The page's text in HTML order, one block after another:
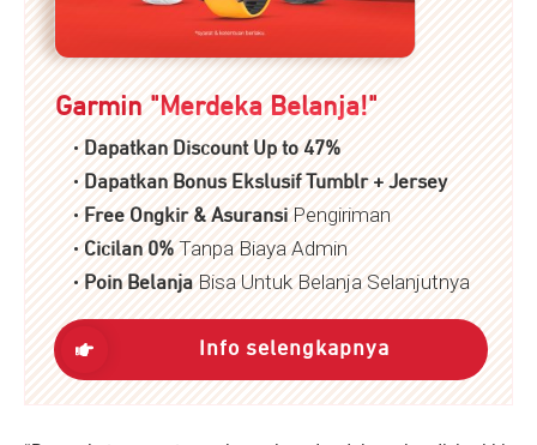
Garmin " Merdeka Belanja!"
• Dapatkan Discount Up to 47%
• Dapatkan Bonus Ekslusif Tumblr + Jersey
• Free Ongkir & AsuransiPengiriman
• Cicilan 0% Tanpa Biaya Admin
• Poin Belanja Bisa Untuk Belanja Selanjutnya
Info selengkapnya